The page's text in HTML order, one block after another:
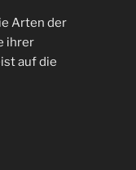
Arten der
ihrer
auf die